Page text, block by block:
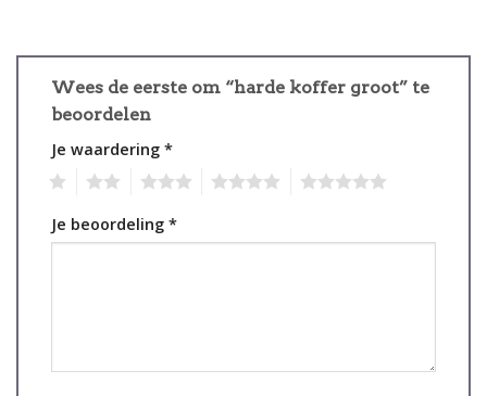
Wees de eerste om “harde koffer groot” te
beoordelen
Je waardering *
Je beoordeling *